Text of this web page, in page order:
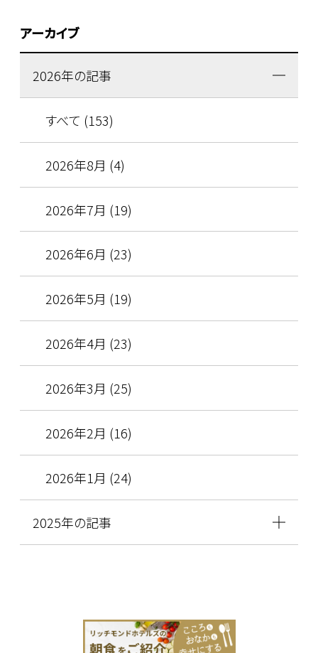
アーカイブ
2026年の記事
すべて (153)
2026年8月 (4)
2026年7月 (19)
2026年6月 (23)
2026年5月 (19)
2026年4月 (23)
2026年3月 (25)
2026年2月 (16)
2026年1月 (24)
2025年の記事